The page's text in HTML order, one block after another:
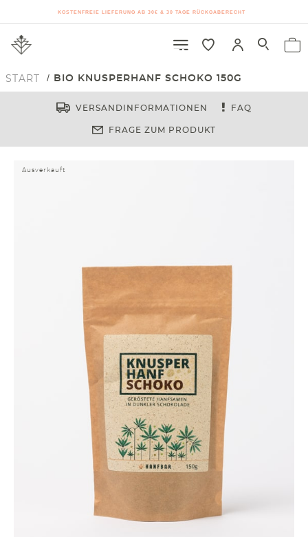
KOSTENFREIE LIEFERUNG AB 30€ & 30 TAGE RÜCKGABERECHT
START BIO KNUSPERHANF SCHOKO 150G
VERSANDINFORMATIONEN FAQ
FRAGE ZUM PRODUKT
Ausverkauft